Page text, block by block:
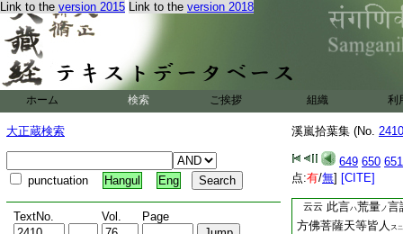
Link to the version 2015 Link to the version 2018
ホーム 検索 ご挨拶 組織 利
大正蔵検索
punctuation Hangul Eng
TextNo. Vol. Page
溪嵐拾葉集 (No.
649 650 651
点:有/無] [CITE]
大圓鏡智
─寶部 南方 寶
等性智 火
觀察智
又水
─羯磨部
所作智
右四身一往對當也
又有
人云。金五部
云云 此言ハ荒量ノ言
方佛菩薩天等皆人 ス 二